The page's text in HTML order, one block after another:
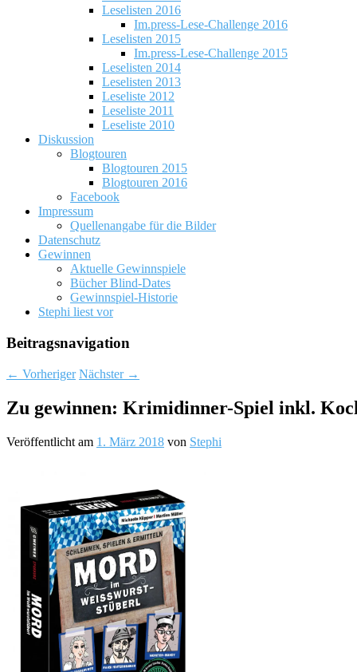
Leselisten 2016
Im.press-Lese-Challenge 2016
Leselisten 2015
Im.press-Lese-Challenge 2015
Leselisten 2014
Leselisten 2013
Leseliste 2012
Leseliste 2011
Leseliste 2010
Diskussion
Blogtouren
Blogtouren 2015
Blogtouren 2016
Facebook
Impressum
Quellenangabe für die Bilder
Datenschutz
Gewinnen
Aktuelle Gewinnspiele
Bücher Blind-Dates
Gewinnspiel-Historie
Stephi liest vor
Beitragsnavigation
← Vorheriger Nächster →
Zu gewinnen: Krimidinner-Spiel inkl.
Veröffentlicht am 1. März 2018 von Stephi